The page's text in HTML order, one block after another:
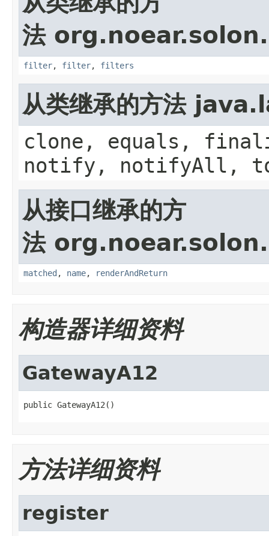
法
filter, filter, filters
从类继承的方法
clone, equals,
notify, notifyAll,
从接口继承的方
法
matched , name, renderAndReturn
构造器详细资料
GatewayA12
public GatewayA12()
方法详细资料
register